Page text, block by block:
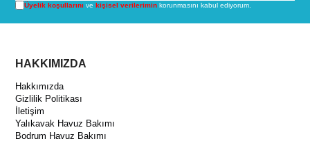
Üyelik koşullarını vekişisel verilerimin korunmasını kabul ediyorum.
HAKKIMIZDA
Hakkımızda
Gizlilik Politikası
İletişim
Yalıkavak Havuz Bakımı
Bodrum Havuz Bakımı